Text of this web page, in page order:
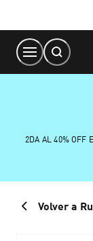
Content
2DA AL 40% OFF
Volver a